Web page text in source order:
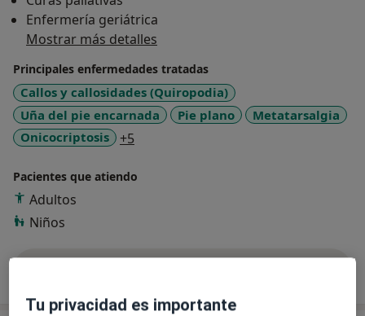
Enfermería geriátrica
Mostrar más detalles
Principales enfermedades tratadas
Callos y callosidades (Quiropodia)
Uña del pie encarnada
Pie plano
Metatarsalgia
Onicocriptosis
+5
Pacientes que atiendo
Adultos
Niños
Tu privacidad es importante